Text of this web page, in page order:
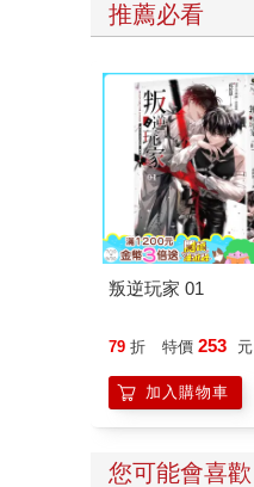
推薦必看
叛逆玩家 01
79 折 特價 253 元
加入購物車
您可能會喜歡